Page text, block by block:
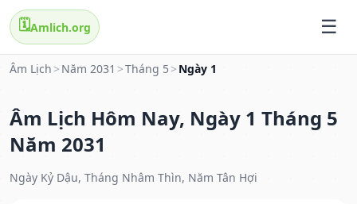
🗓️Amlich.org
Âm Lịch > Năm 2031 >Tháng 5 > Ngày 1
Âm Lịch Hôm Nay, Ngày 1 Tháng 5
Năm 2031
Ngày Kỷ Dậu, Tháng Nhâm Thìn, Năm Tân Hợi